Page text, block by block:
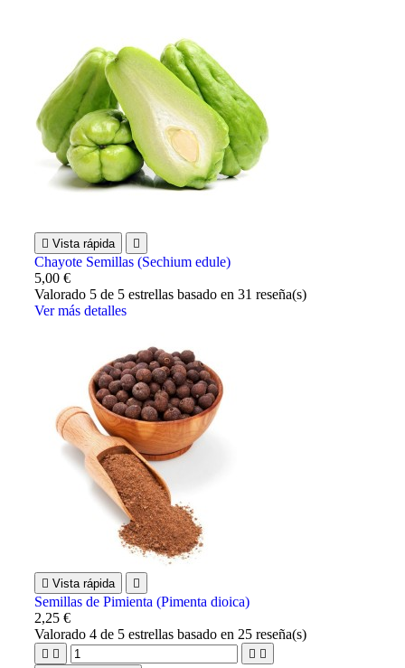
 Vista rápida 
Chayote Semillas (Sechium edule)
5,00 €
Valorado 5 de 5 estrellas basado en31 reseña(s)
Ver más detalles
 Vista rápida 
Semillas de Pimienta (Pimenta dioica)
2,25 €
Valorado4 de 5 estrellas basado en 25 reseña(s)
   